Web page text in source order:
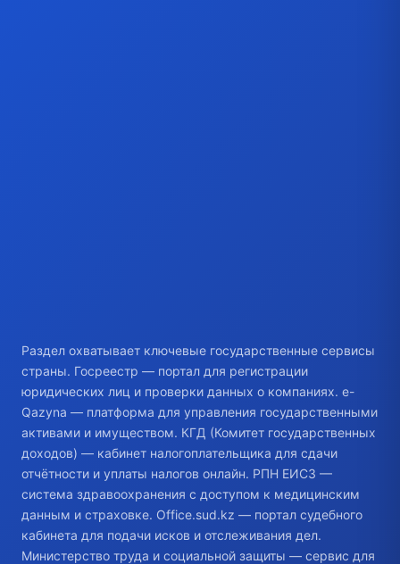
Раздел охватывает ключевые государственные сервисы
страны. Госреестр — портал для регистрации
юридических лиц и проверки данных о компаниях. e-
Qazyna — платформа для управления государственными
активами и имуществом. КГД (Комитет государственных
доходов) — кабинет налогоплательщика для сдачи
отчётности и уплаты налогов онлайн. РПН ЕИСЗ —
система здравоохранения с доступом к медицинским
данным и страховке. Office.sud.kz — портал судебного
кабинета для подачи исков и отслеживания дел.
Министерство труда и социальной защиты — сервис для